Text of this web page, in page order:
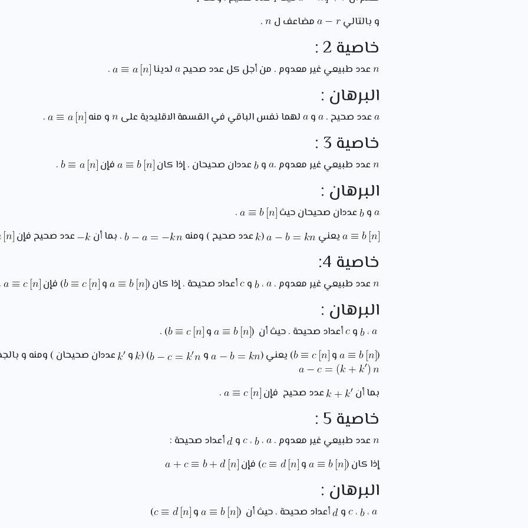
و بالتالي
مضاعف ل .
خاصية 2 :
عدد طبيعي غير معدوم . من أجل كل عدد صحيح لدينا .
البرهان :
عدد صحيح . و لهما نفس الباقي في القسمة الاقليدية على و منه .
خاصية 3 :
عدد طبيعي غير معدوم . و عددان صحيحان . إذا كان فإن .
البرهان :
و عددان صحيحان حيث
.
يعني
( عدد صحيح ) ومنه . بما أن عدد صحيح فإن
خاصية 4:
عدد طبيعي غير معدوم . ، و أعداد صحيحة . إذا كان ( و ) فإن
البرهان :
، و أعداد صحيحة . حيث أن ( و
) .
(
و ) يعني ( و ) ( و عددان صحيحان ) ومنه و
بما أن عدد صحيح فإن .
خاصية 5 :
عدد طبيعي غير معدوم . ، ، و أعداد صحيحة :
إذا كان (
و ) فإن
البرهان :
، ، و أعداد صحيحة . حيث أن ( و )